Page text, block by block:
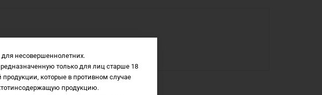
несовершеннолетних.
только для лиц старше 18
которые в противном случае
продукцию.